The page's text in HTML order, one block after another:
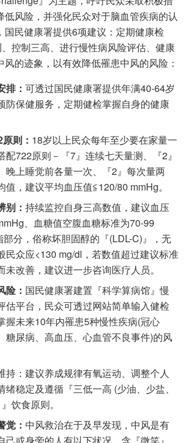
低风险，并强化民众对于脑血管疾病的认
国民健康署提供6项建议：定期健康检
控制三高、进行慢性病风险评估、健康
的迹象，以有效降低罹患中风的风险：
排：可透过国民健康署提供年满40-64岁
防保健服务，定期健检掌握自身的健康
则： 18岁以上民众每年至少要在家量一
配722原则－『7』连续七天量测、『2』
晚上睡觉前各量一次、『2』每次量两
值，建议平均血压值≦120/80 mmHg。
别：持续监控自身三高数值，建议血压
、血糖值空腹血糖标准为70-99
部分，俗称坏胆固醇的『(LDL-C)』，无
民众应<130 mg/dl，若数值超过建议标准
未改善，建议进一步咨询医疗人员。
险： 国民健康署建置『科学算病馆』慢
估平台，民众可透过网站简单输入健检
握未来10年内罹患5种慢性疾病(冠心
糖尿病、高血压、心血管不良事件)的风
持：建议养成规律有氧运动、调整个人
绪稳定及遵循『三低一高 (少油、少盐、
饮食原则。
觉： 中风救治在于及早发现，中风是有